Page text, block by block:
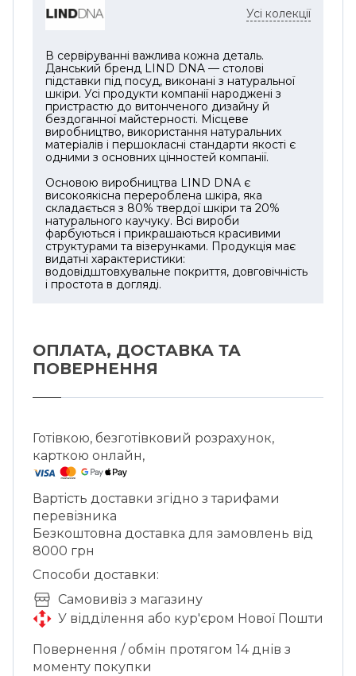
Усі колекції
В сервіруванні важлива кожна деталь.
Данський бренд LIND DNA — столові
підставки під посуд, виконані з натуральної
шкіри. Усі продукти компанії народжені з
пристрастю до витонченого дизайну й
бездоганної майстерності. Місцеве
виробництво, використання натуральних
матеріалів і першокласні стандарти якості є
одними з основних цінностей компанії.
Основою виробництва LIND DNA є
високоякісна перероблена шкіра, яка
складається з 80% твердої шкіри та 20%
натурального каучуку. Всі вироби
фарбуються і прикрашаються красивими
структурами та візерунками. Продукція має
видатні характеристики:
водовідштовхувальне покриття, довговічність
і простота в догляді.
ОПЛАТА, ДОСТАВКА ТА
ПОВЕРНЕННЯ
Готівкою, безготівковий розрахунок,
карткою онлайн,
Вартість доставки згідно з тарифами
перевізника
Безкоштовна доставка для замовлень від
8000 грн
Способи доставки:
Cамовивіз з магазину
У відділення або кур'єром Нової Пошти
Повернення / обмін протягом 14 днів з
моменту покупки